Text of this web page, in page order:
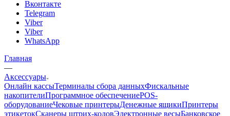
Вконтакте
Telegram
Viber
Viber
WhatsApp
Главная
—
Аксессуары
Онлайн кассыТерминалы сбора данныхФискальные
накопителиПрограммное обеспечениеPOS-
оборудованиеЧековые принтерыДенежные ящикиПринтеры
этикетокСканеры штрих-кодовЭлектронные весыБанковское